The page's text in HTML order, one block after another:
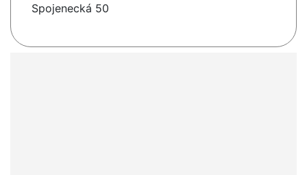
Spojenecká 50